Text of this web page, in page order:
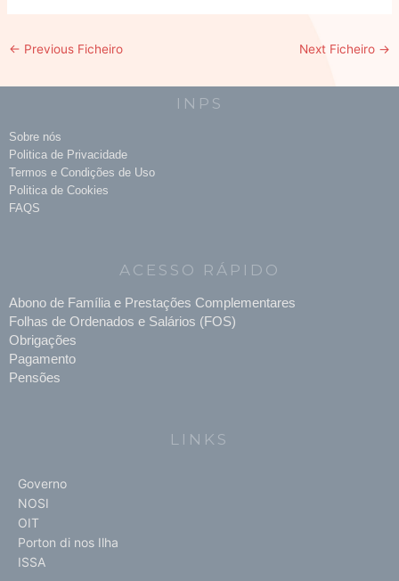
← Previous Ficheiro Next Ficheiro →
INPS
Sobre nós
Politica de Privacidade
Termos e Condições de Uso
Politica de Cookies
FAQS
ACESSO RÁPIDO
Abono de Família e Prestações Complementares
Folhas de Ordenados e Salários (FOS)
Obrigações
Pagamento
Pensões
LINKS
Governo
NOSI
OIT
Porton di nos Ilha
ISSA